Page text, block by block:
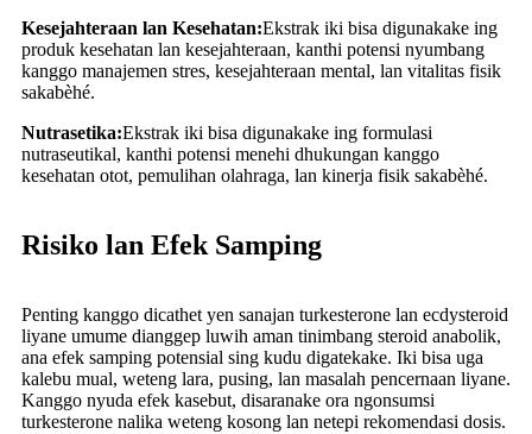
Kesejahteraan lan Kesehatan:Ekstrak iki bisa digunakake ing
produk kesehatan lan kesejahteraan, kanthi potensi nyumbang
kanggo manajemen stres, kesejahteraan mental, lan vitalitas fisik
sakabèhé.
Nutrasetika:Ekstrak iki bisa digunakake ing formulasi
nutraseutikal, kanthi potensi menehi dhukungan kanggo
kesehatan otot, pemulihan olahraga, lan kinerja fisik sakabèhé.
Risiko lan Efek Samping
Penting kanggo dicathet yen sanajan turkesterone lan ecdysteroid
liyane umume dianggep luwih aman tinimbang steroid anabolik,
ana efek samping potensial sing kudu digatekake. Iki bisa uga
kalebu mual, weteng lara, pusing, lan masalah pencernaan liyane.
Kanggo nyuda efek kasebut, disaranake ora ngonsumsi
turkesterone nalika weteng kosong lan netepi rekomendasi dosis.